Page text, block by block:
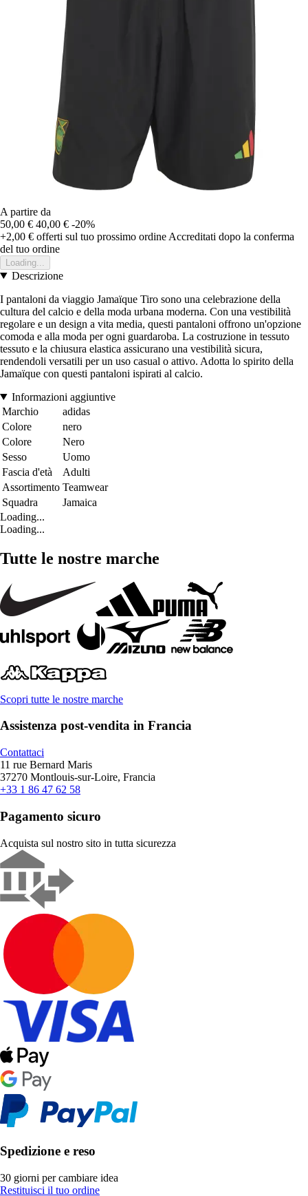
A partire da
50,00 € 40,00 € -20%
+2,00 € offerti sul tuo prossimo ordine Accreditati dopo la conferma
del tuo ordine
Loading...
Descrizione
I pantaloni da viaggio Jamaïque Tiro sono una celebrazione della
cultura del calcio e della moda urbana moderna. Con una vestibilità
regolare e un design a vita media, questi pantaloni offrono un'opzione
comoda e alla moda per ogni guardaroba. La costruzione in tessuto
tessuto e la chiusura elastica assicurano una vestibilità sicura,
rendendoli versatili per un uso casual o attivo. Adotta lo spirito della
Jamaïque con questi pantaloni ispirati al calcio.
Informazioni aggiuntive
Marchio
adidas
Colore
nero
Colore
Nero
Sesso
Uomo
Fascia d'età
Adulti
Assortimento Teamwear
Squadra
Jamaica
Loading...
Loading...
Tutte le nostre marche
Scopri tutte le nostre marche
Assistenza post-vendita in Francia
Contattaci
11 rue Bernard Maris
37270 Montlouis-sur-Loire, Francia
+33 1 86 47 62 58
Pagamento sicuro
Acquista sul nostro sito in tutta sicurezza
Spedizione e reso
30 giorni per cambiare idea
Restituisci il tuo ordine